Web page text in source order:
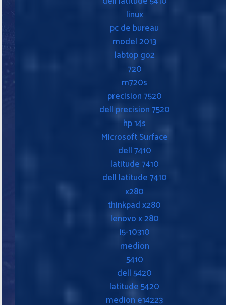
linux
pc de bureau
model 2013
labtop go2
720
m720s
precision 7520
dell precision 7520
hp 14s
Microsoft Surface
dell 7410
latitude 7410
dell latitude 7410
x280
thinkpad x280
lenovo x 280
i5-10310
medion
5410
dell 5420
latitude 5420
medion e14223